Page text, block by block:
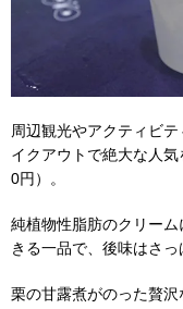
周辺観光やアクティビ
イクアウトで絶大な人
0円）。
純植物性脂肪のクリー
きる一品で、後味はさっ
栗の甘露煮がのった贅